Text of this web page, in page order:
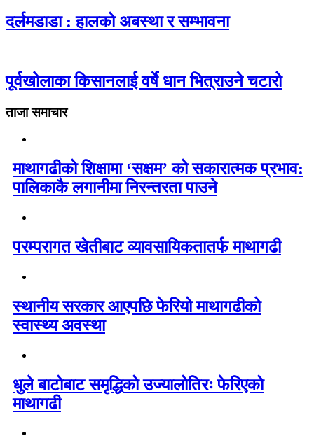
दर्लमडाडा : हालको अबस्था र सम्भावना
पूर्वखोलाका किसानलाई वर्षे धान भित्राउने चटारो
ताजा समाचार
माथागढीको शिक्षामा ‘सक्षम’ को सकारात्मक प्रभाव:
पालिकाकै लगानीमा निरन्तरता पाउने
परम्परागत खेतीबाट व्यावसायिकतातर्फ माथागढी
स्थानीय सरकार आएपछि फेरियो माथागढीको
स्वास्थ्य अवस्था
धुले बाटोबाट समृद्धिको उज्यालोतिरः फेरिएको
माथागढी